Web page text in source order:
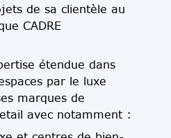
de sa clientèle au
CADRE
étendue dans
par le luxe
marques de
avec notamment :